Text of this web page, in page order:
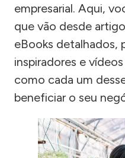
empresarial. Aqui,
que vão desde
eBooks detalhados,
inspiradores e
como cada um
beneficiar o seu